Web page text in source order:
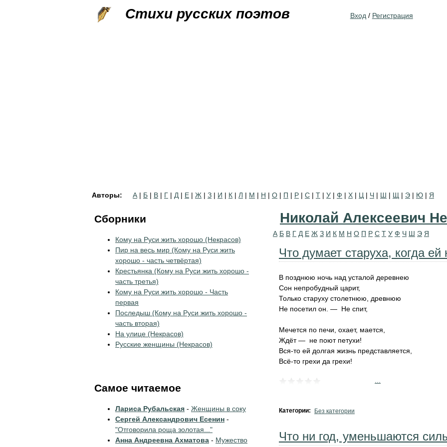
Стихи русских поэтов Вход / Регистрация
Авторы: А | Б | В | Г | Д | Е | Ж | З | И | К | Л | М | Н | О | П | Р | С | Т | У | Ф | Х | Ц | Ч | Ш | Щ | Э | Ю | Я
Николай Алексеевич
А Б В Г Д Е Ж З И К М Н О П Р С Т У Ф Ч Ш Э Я
Что думает старуха, когда ей
В позднюю ночь над усталой деревнею
Сон непробудный царит,
Только старуху столетнюю, древнюю
Не посетил он. — Не спит,
Мечется по печи, охает, мается,
Ждёт — не поют петухи!
Вся-то ей долгая жизнь представляется,
Всё-то грехи да грехи!
Категории: Без категории
Что ни год, уменьшаются
Сборники
Кому на Руси жить хорошо (Некрасов)
Пир на весь мир (Кому на Руси жить
хорошо - часть четвёртая)
Крестьянка (Кому на Руси жить хорошо -
часть третья)
Кому на Руси жить хорошо - Часть
первая
Последыш (Кому на Руси жить хорошо -
часть вторая)
На улице (Некрасов)
Русские женщины (Некрасов)
Самое читаемое
Лариса Рубальская - Женщины в соку
Сергей Александрович Есенин -
"Отговорила роща золотая..."
Анна Андреевна Ахматова - Мужество